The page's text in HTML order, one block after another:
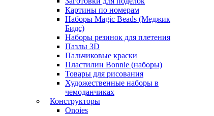
Картины по номерам
Наборы Magic Beads (Меджик
Бидс)
Наборы резинок для плетения
Пазлы 3D
Пальчиковые краски
Пластилин Bonnie (наборы)
Товары для рисования
Художественные наборы в
чемоданчиках
Конструкторы
Onoies